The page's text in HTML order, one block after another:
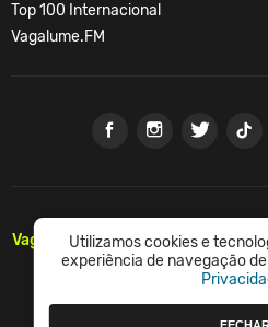
Top 100 Internacional
Vagalume.FM
Vagalume.Há mais de 20 anos,
🇧🇷
Utilizamos cookies e
experiência de navegação